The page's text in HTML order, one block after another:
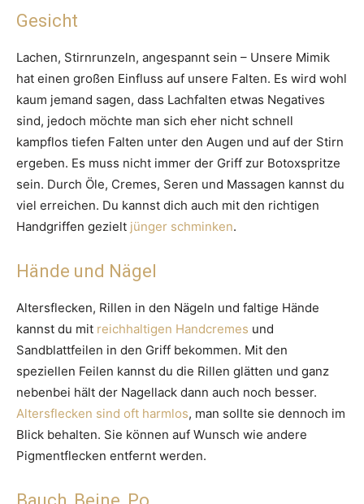
Gesicht
Lachen, Stirnrunzeln, angespannt sein – Unsere Mimik
hat einen großen Einfluss auf unsere Falten. Es wird wohl
kaum jemand sagen, dass Lachfalten etwas Negatives
sind, jedoch möchte man sich eher nicht schnell
kampflos tiefen Falten unter den Augen und auf der Stirn
ergeben. Es muss nicht immer der Griff zur Botoxspritze
sein. Durch Öle, Cremes, Seren und Massagen kannst du
viel erreichen. Du kannst dich auch mit den richtigen
Handgriffen gezielt jünger schminken.
Hände und Nägel
Altersflecken, Rillen in den Nägeln und faltige Hände
kannst du mit reichhaltigen Handcremes und
Sandblattfeilen in den Griff bekommen. Mit den
speziellen Feilen kannst du die Rillen glätten und ganz
nebenbei hält der Nagellack dann auch noch besser.
Altersflecken sind oft harmlos, man sollte sie dennoch im
Blick behalten. Sie können auf Wunsch wie andere
Pigmentflecken entfernt werden.